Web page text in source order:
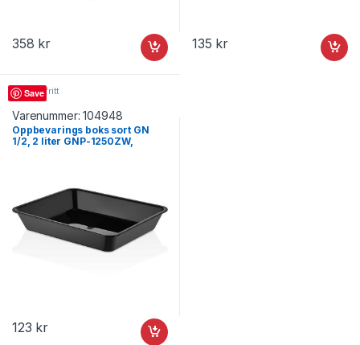
358 kr 135 kr
Save
GN rustfritt
Varenummer:104948
Oppbevarings boks sort GN
1/2, 2 liter GNP-1250ZW,
123 kr